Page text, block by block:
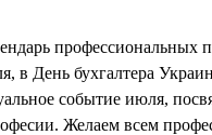
профессиональных
в День бухгалтера
событие июля,
Желаем всем